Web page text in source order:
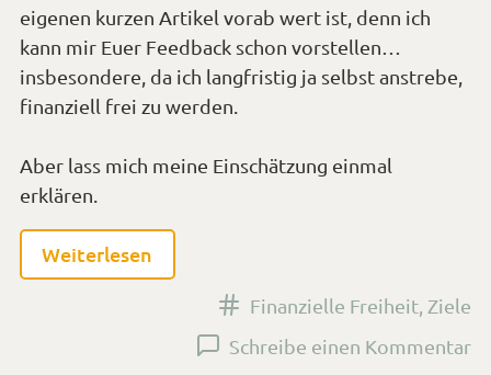
eigenen kurzen Artikel vorab wert ist, denn ich
kann mir Euer Feedback schon vorstellen…
insbesondere, da ich langfristig ja selbst anstrebe,
finanziell frei zu werden.
Aber lass mich meine Einschätzung einmal
erklären.
Weiterlesen
Versehen
den
Finanzielle Freiheit, Ziele
Schreibe einen Kommentarzu